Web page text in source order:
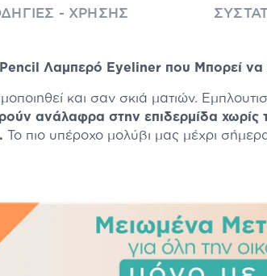
- ΧΡΉΣΗΣ
Λαμπερό Eyeliner που Μπορεί να
και σαν σκιά ματιών.
ανάλαφρα στην επιδερμίδα χωρίς
Το πιο υπέροχο μολύβι μας μέχρι